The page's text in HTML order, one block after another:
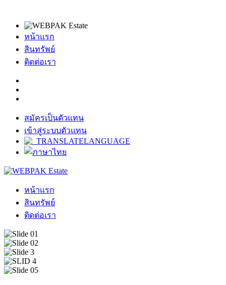
หน้าแรก
สินทรัพย์
ติดต่อเรา
สมัครเป็นตัวแทน
เข้าสู่ระบบตัวแทน
หน้าแรก
สินทรัพย์
ติดต่อเรา